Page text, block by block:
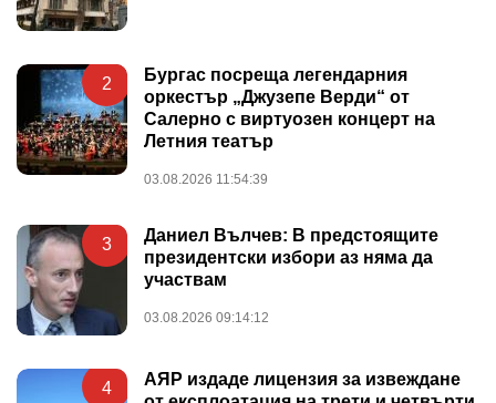
2
Бургас посреща легендарния
оркестър „Джузепе Верди“ от
Салерно с виртуозен концерт на
Летния театър
03.08.2026 11:54:39
3
Даниел Вълчев: В предстоящите
президентски избори аз няма да
участвам
03.08.2026 09:14:12
4
АЯР издаде лицензия за извеждане